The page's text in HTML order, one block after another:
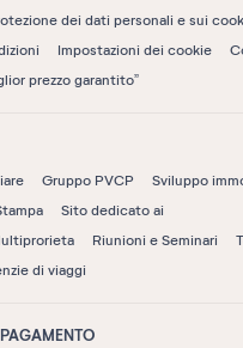
dei dati personali e sui
Impostazioni dei cookie
prezzo garantito”
Gruppo PVCP Sviluppo
Sito dedicato ai
Riunioni e Seminari
di viaggi